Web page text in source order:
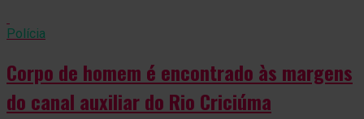
Polícia
Corpo de homem é encontrado às margens
do canal auxiliar do Rio Criciúma